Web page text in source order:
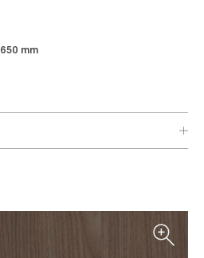
650 mm